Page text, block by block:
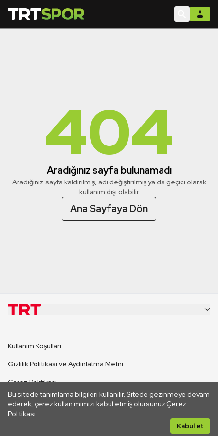
404
Aradığınız sayfa bulunamadı
Aradığınız sayfa kaldırılmış, adı değiştirilmiş ya da geçici olarak
kullanım dışı olabilir
Ana Sayfaya Dön
Bu sitede tanımlama bilgileri kullanılır. Sitede gezinmeye devam
ederek, çerez kullanımımızı kabul etmiş olursunuz.Çerez
Politikası
Kabul et
CANLI YAYINLAR
Kullanım Koşulları
Gizlilik Politikası ve Aydınlatma Metni
Çerez Politikası
İletişim
Her hakkı saklıdır. ©2026 TRT. Bağlantı yoluyla gidilen dış